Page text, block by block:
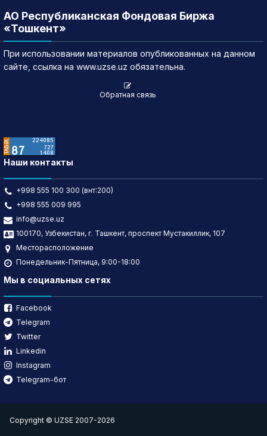
АО Республиканская Фондовая Биржа
«Тошкент»
При использовании материалов опубликованных на данном
сайте, ссылка на www.uzse.uz обязательна.
Обратная связь
Наши контакты
+998 555 100 300 (внт:200)
+998 555 009 995
info@uzse.uz
100170, Узбекистан, г. Ташкент, проспект Мустакиллик, 107
Месторасположение
Понедельник-Пятница, 9:00-18:00
Мы в социальных сетях
Facebook
Telegram
Twitter
Linkedin
Instagram
Telegram-бот
Copyright © UZSE 2007-2026